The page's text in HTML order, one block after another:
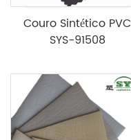
Couro Sintético PVC
SYS-91508